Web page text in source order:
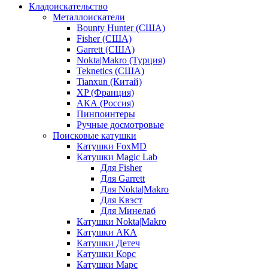
Кладоискательство
Металлоискатели
Bounty Hunter (США)
Fisher (США)
Garrett (США)
Nokta|Makro (Турция)
Teknetics (США)
Tianxun (Китай)
XP (Франция)
АКА (Россия)
Пинпоинтеры
Ручные досмотровые
Поисковые катушки
Катушки FoxMD
Катушки Magic Lab
Для Fisher
Для Garrett
Для Nokta|Makro
Для Квэст
Для Минелаб
Катушки Nokta|Makro
Катушки АКА
Катушки Детеч
Катушки Корс
Катушки Марс